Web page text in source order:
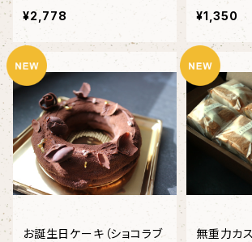
入り）＜限定20箱＞＜冷凍
便＞
¥2,778
¥1,350
お誕生日ケーキ（ショコラブ
無重力カ